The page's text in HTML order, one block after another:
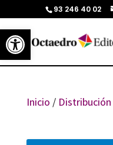
Abrir barra de herramientas
93 246 40 02
Inicio / Distribución